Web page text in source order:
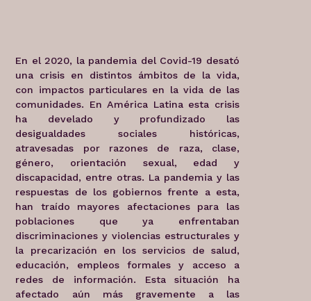
En el 2020, la pandemia del Covid-19 desató
una crisis en distintos ámbitos de la vida,
con impactos particulares en la vida de las
comunidades. En América Latina esta crisis
ha develado y profundizado las
desigualdades sociales históricas,
atravesadas por razones de raza, clase,
género, orientación sexual, edad y
discapacidad, entre otras. La pandemia y las
respuestas de los gobiernos frente a esta,
han traído mayores afectaciones para las
poblaciones que ya enfrentaban
discriminaciones y violencias estructurales y
la precarización en los servicios de salud,
educación, empleos formales y acceso a
redes de información. Esta situación ha
afectado aún más gravemente a las